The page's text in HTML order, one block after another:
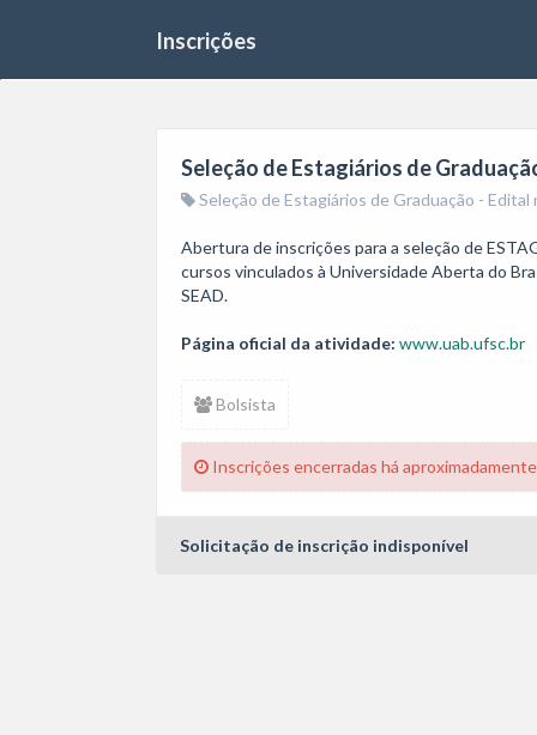
Inscrições
Seleção de Estagiários de
Seleção de Estagiários de Graduação -
Abertura de inscrições para a seleção de
cursos vinculados à Universidade Aberta do
SEAD.
Página oficial da atividade: www.uab.ufsc.br
Bolsista
Inscrições encerradas há
Solicitação de inscrição indisponível